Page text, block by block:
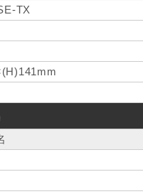
TX